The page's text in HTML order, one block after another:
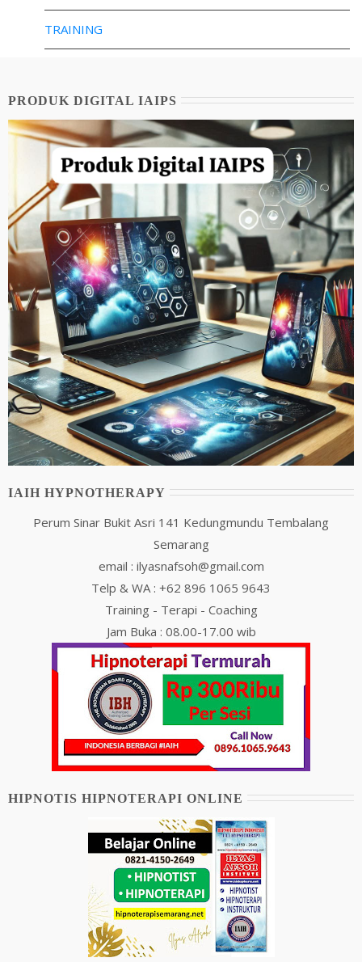
TRAINING
PRODUK DIGITAL IAIPS
IAIH HYPNOTHERAPY
Perum Sinar Bukit Asri 141 Kedungmundu Tembalang
Semarang
email : ilyasnafsoh@gmail.com
Telp & WA : +62 896 1065 9643
Training - Terapi - Coaching
Jam Buka : 08.00-17.00 wib
HIPNOTIS HIPNOTERAPI ONLINE